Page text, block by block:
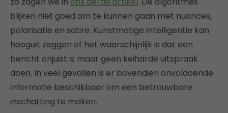
blijken niet goed om te kunnen gaan met nuances,
polarisatie en satire. Kunstmatige intelligentie kan
hooguit zeggen of het waarschijnlijk is dat een
bericht onjuist is maar geen keiharde uitspraak
doen. In veel gevallen is er bovendien onvoldoende
informatie beschikbaar om een betrouwbare
inschatting te maken.